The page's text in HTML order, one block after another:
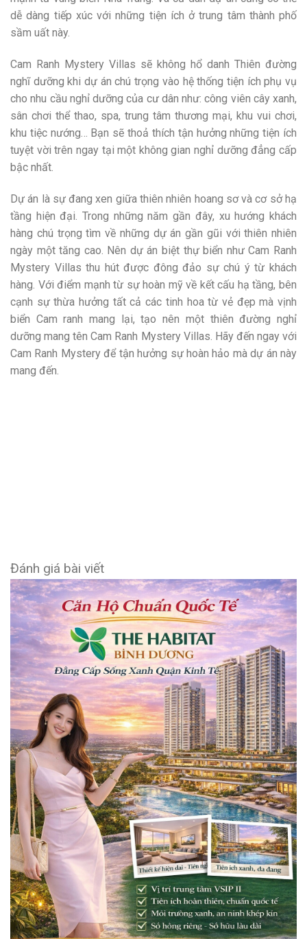
dễ dàng tiếp xúc với những tiện ích ở trung tâm thành phố
sầm uất này.
Cam Ranh Mystery Villas sẽ không hổ danh Thiên đường
nghĩ dưỡng khi dự án chú trọng vào hệ thống tiện ích phụ vụ
cho nhu cầu nghỉ dưỡng của cư dân như: công viên cây xanh,
sân chơi thể thao, spa, trung tâm thương mại, khu vui chơi,
khu tiệc nướng… Bạn sẽ thoả thích tận hưởng những tiện ích
tuyệt vời trên ngay tại một không gian nghỉ dưỡng đẳng cấp
bậc nhất.
Dự án là sự đang xen giữa thiên nhiên hoang sơ và cơ sở hạ
tầng hiện đại. Trong những năm gần đây, xu hướng khách
hàng chú trọng tìm về những dự án gần gũi với thiên nhiên
ngày một tăng cao. Nên dự án biệt thự biển như Cam Ranh
Mystery Villas thu hút được đông đảo sự chú ý từ khách
hàng. Với điểm mạnh từ sự hoàn mỹ về kết cấu hạ tầng, bên
cạnh sự thừa hưởng tất cả các tinh hoa từ vẻ đẹp mà vịnh
biển Cam ranh mang lại, tạo nên một thiên đường nghỉ
dưỡng mang tên Cam Ranh Mystery Villas. Hãy đến ngay với
Cam Ranh Mystery để tận hưởng sự hoàn hảo mà dự án này
mang đến.
Đánh giá bài viết